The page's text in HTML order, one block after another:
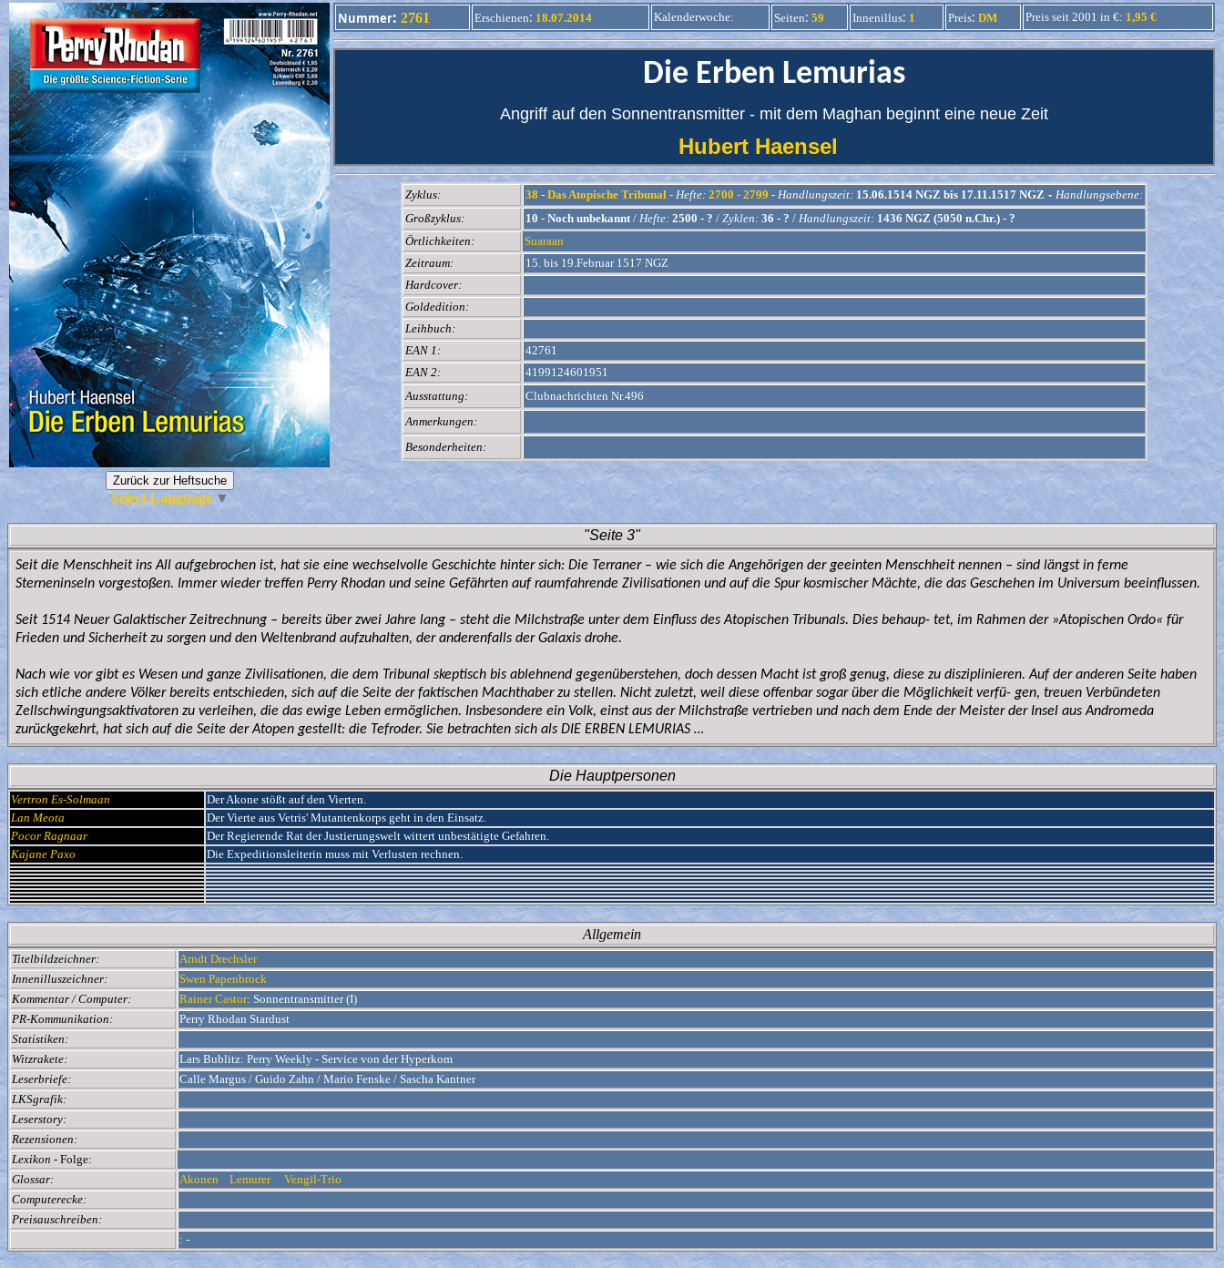
Nummer: 2761 Erschienen: 18.07.2014 Kalenderwoche: Seiten: 59 Innenillus: 1 Preis: DM Preis seit 2001 in €: 1,95 €
Die Erben Lemurias
Angriff auf den Sonnentransmitter - mit dem Maghan beginnt eine neue Zeit
Hubert Haensel
Zyklus: 38 - Das Atopische Tribunal - Hefte: 2700 - 2799 - Handlungszeit: 15.06.1514 NGZ bis 17.11.1517 NGZ - Handlungsebene:
Großzyklus:
10 - Noch unbekannt/ Hefte: 2500 - ? / Zyklen: 36 - ? / Handlungszeit: 1436 NGZ (5050 n.Chr.) - ?
Örtlichkeiten:
Suaraan
Zeitraum:
15. bis 19.Februar 1517 NGZ
Hardcover:
Goldedition:
Leihbuch:
EAN 1:
42761
EAN 2:
4199124601951
Ausstattung:
Clubnachrichten Nr.496
Anmerkungen:
Besonderheiten:
Select Language ▼
"Seite 3"
Seit die Menschheit ins All aufgebrochen ist, hat sie eine wechselvolle Geschichte hinter sich: Die Terraner – wie sich die Angehörigen der geeinten Menschheit nennen – sind längst in ferne
Sterneninseln vorgestoßen. Immer wieder treffen Perry Rhodan und seine Gefährten auf raumfahrende Zivilisationen und auf die Spur kosmischer Mächte, die das Geschehen im Universum beeinflussen.
Seit 1514 Neuer Galaktischer Zeitrechnung – bereits über zwei Jahre lang – steht die Milchstraße unter dem Einfluss des Atopischen Tribunals. Dies behaup- tet, im Rahmen der »Atopischen Ordo« für
Frieden und Sicherheit zu sorgen und den Weltenbrand aufzuhalten, der anderenfalls der Galaxis drohe.
Nach wie vor gibt es Wesen und ganze Zivilisationen, die dem Tribunal skeptisch bis ablehnend gegenüberstehen, doch dessen Macht ist groß genug, diese zu disziplinieren. Auf der anderen Seite haben
sich etliche andere Völker bereits entschieden, sich auf die Seite der faktischen Machthaber zu stellen. Nicht zuletzt, weil diese offenbar sogar über die Möglichkeit verfü- gen, treuen Verbündeten
Zellschwingungsaktivatoren zu verleihen, die das ewige Leben ermöglichen. Insbesondere ein Volk, einst aus der Milchstraße vertrieben und nach dem Ende der Meister der Insel aus Andromeda
zurückgekehrt, hat sich auf die Seite der Atopen gestellt: die Tefroder. Sie betrachten sich als DIE ERBEN LEMURIAS …
Die Hauptpersonen
Vertron Es-Solmaan
Der Akone stößt auf den Vierten.
Lan Meota
Der Vierte aus Vetris' Mutantenkorps geht in den Einsatz.
Pocor Ragnaar
Der Regierende Rat der Justierungswelt wittert unbestätigte Gefahren.
Kajane Paxo
Die Expeditionsleiterin muss mit Verlusten rechnen.
Allgemein
Titelbildzeichner:
Arndt Drechsler
Innenilluszeichner:
Swen Papenbrock
Kommentar / Computer:
Rainer Castor: Sonnentransmitter (I)
PR-Kommunikation:
Perry Rhodan Stardust
Statistiken:
Witzrakete:
Lars Bublitz: Perry Weekly - Service von der Hyperkom
Leserbriefe:
Calle Margus / Guido Zahn / Mario Fenske / Sascha Kantner
LKSgrafik:
Leserstory:
Rezensionen:
Lexikon - Folge:
Glossar:
Akonen Lemurer
Vengil-Trio
Computerecke:
Preisauschreiben:
: -